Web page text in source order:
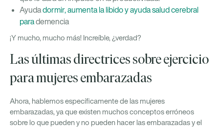
Ayudadormir, aumenta la libido y ayudasalud cerebral
parademencia
¡Y mucho, mucho más! Increíble, ¿verdad?
Las últimas directrices sobre ejercicio
para mujeres embarazadas
Ahora, hablemos específicamente de las mujeres
embarazadas, ya que existen muchos conceptos erróneos
sobre lo que pueden y no pueden hacer las embarazadas y el